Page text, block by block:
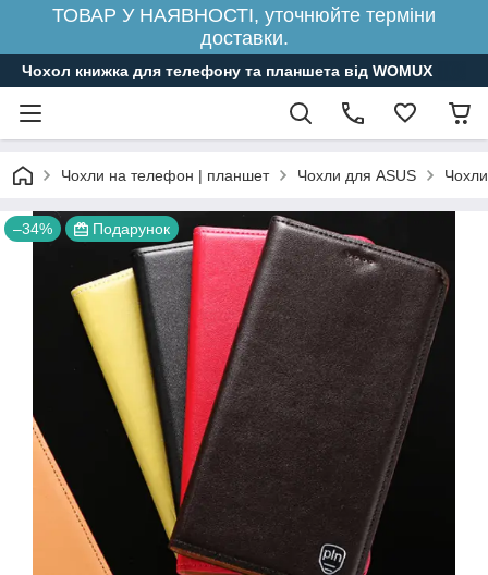
ТОВАР У НАЯВНОСТІ, уточнюйте терміни
доставки.
Чохол книжка для телефону та планшета від WOMUX
Чохли на телефон | планшет Чохли для ASUS
–34% Подарунок